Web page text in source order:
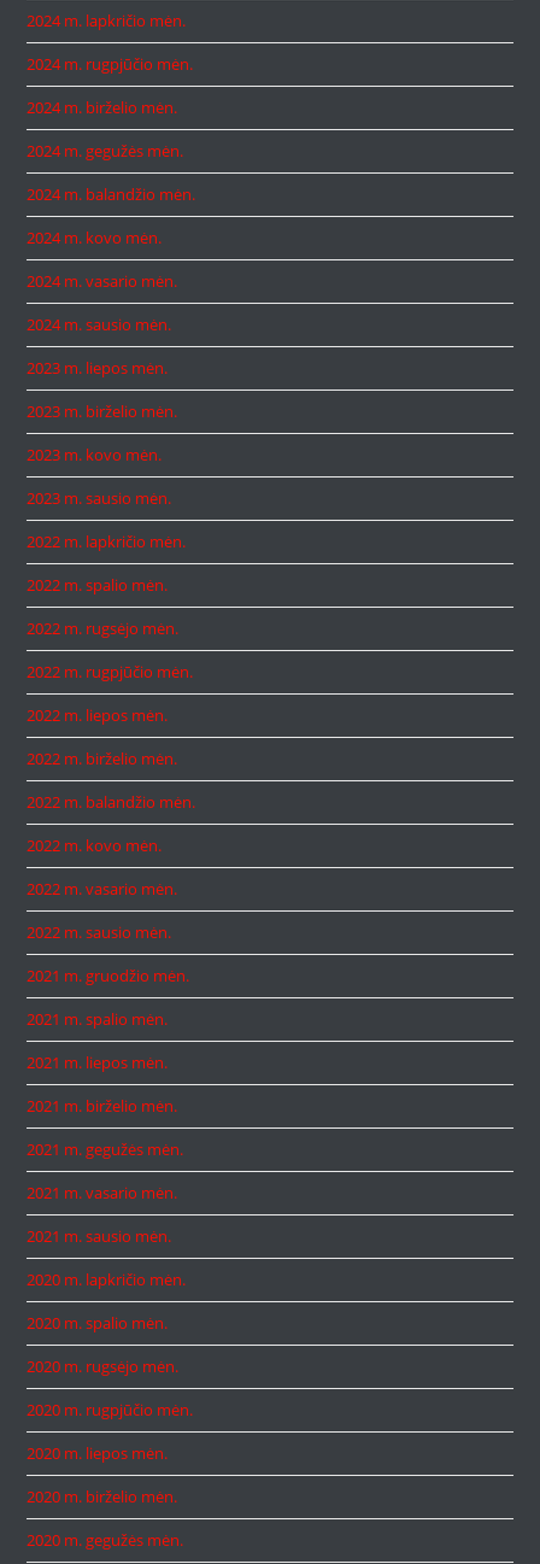
2024 m. lapkričio mėn.
2024 m. rugpjūčio mėn.
2024 m. birželio mėn.
2024 m. gegužės mėn.
2024 m. balandžio mėn.
2024 m. kovo mėn.
2024 m. vasario mėn.
2024 m. sausio mėn.
2023 m. liepos mėn.
2023 m. birželio mėn.
2023 m. kovo mėn.
2023 m. sausio mėn.
2022 m. lapkričio mėn.
2022 m. spalio mėn.
2022 m. rugsėjo mėn.
2022 m. rugpjūčio mėn.
2022 m. liepos mėn.
2022 m. birželio mėn.
2022 m. balandžio mėn.
2022 m. kovo mėn.
2022 m. vasario mėn.
2022 m. sausio mėn.
2021 m. gruodžio mėn.
2021 m. spalio mėn.
2021 m. liepos mėn.
2021 m. birželio mėn.
2021 m. gegužės mėn.
2021 m. vasario mėn.
2021 m. sausio mėn.
2020 m. lapkričio mėn.
2020 m. spalio mėn.
2020 m. rugsėjo mėn.
2020 m. rugpjūčio mėn.
2020 m. liepos mėn.
2020 m. birželio mėn.
2020 m. gegužės mėn.